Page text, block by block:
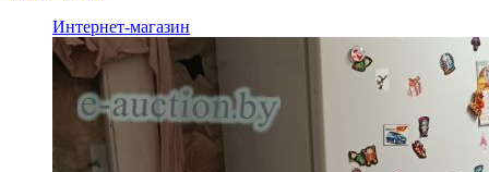
Интернет-магазин